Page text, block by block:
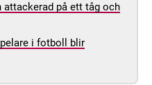
attackerad på ett tåg och
i fotboll blir